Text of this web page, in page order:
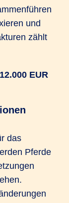
und
zählt
EUR
das
Pferde